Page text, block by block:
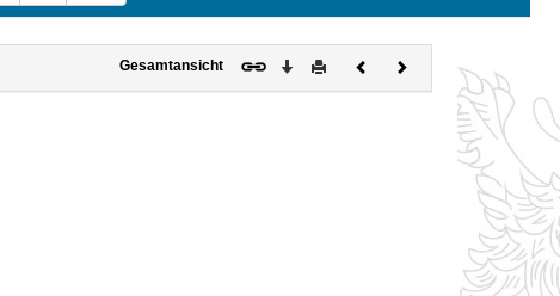
Gesamtansicht Download
DruckenVorherigesNächstes
Dokument